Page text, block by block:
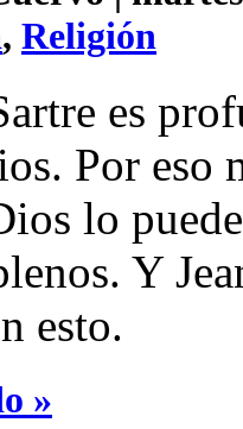
, Religión
es
Por eso
lo
Y
esto.
»